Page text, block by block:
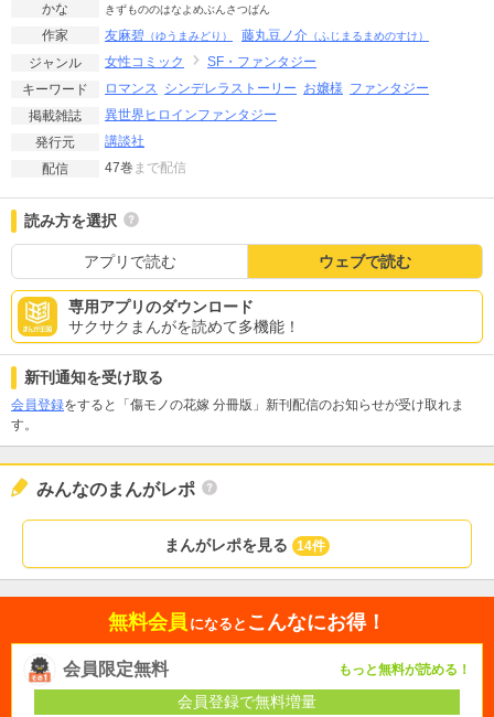
かな
きずもののはなよめぶんさつばん
作家 友麻碧 （ゆうまみどり） 藤丸豆ノ介 （ふじまるまめのすけ）
ジャンル 女性コミック
SF・ファンタジー
キーワード
ロマンス シンデレラストーリー お嬢様 ファンタジー
掲載雑誌
異世界ヒロインファンタジー
発行元
講談社
配信
47巻 まで配信
読み方を選択
アプリで読む ウェブで読む
専用アプリのダウンロード
サクサクまんがを読めて多機能！
新刊通知を受け取る
会員登録をすると「傷モノの花嫁 分冊版」新刊配信のお知らせが受け取れま
す。
みんなのまんがレポ
まんがレポを見る 14件
無料会員 になると こんなにお得！
会員限定無料 もっと無料が読める！
会員登録で無料増量